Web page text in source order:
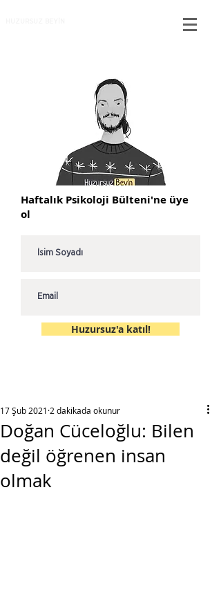
Haftalık Psikoloji Bülteni'ne üye
ol
Huzursuz'a katıl!
Doğan Cüceloğlu: Bilen
değil öğrenen insan
olmak
17 Şub 2021 2 dakikada okunur